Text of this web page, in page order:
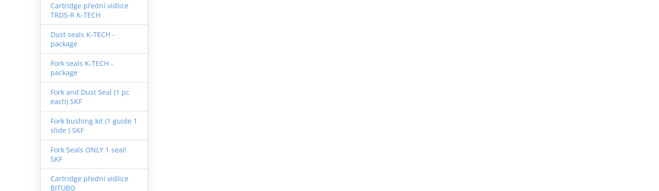
Cartridge přední vidlice
TRDS-R K-TECH
Dust seals K-TECH -
package
Fork seals K-TECH -
package
Fork and Dust Seal (1 pc
each) SKF
Fork bushing kit (1 guide 1
slide ) SKF
Fork Seals ONLY 1 seal!
SKF
Cartridge přední vidlice
BITUBO